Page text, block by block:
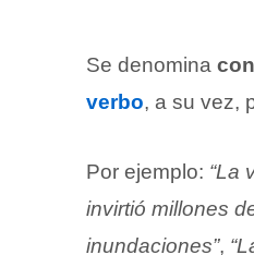
Se denomina
verbo, a su vez,
Por ejemplo: “La
invirtió millones
inundaciones”,